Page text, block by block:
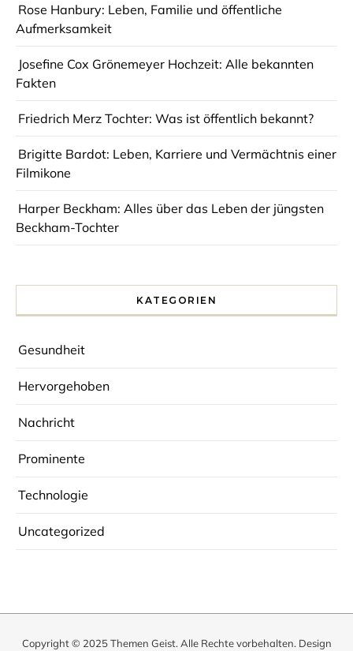
Rose Hanbury: Leben, Familie und öffentliche
Aufmerksamkeit
Josefine Cox Grönemeyer Hochzeit: Alle bekannten
Fakten
Friedrich Merz Tochter: Was ist öffentlich bekannt?
Brigitte Bardot: Leben, Karriere und Vermächtnis einer
Filmikone
Harper Beckham: Alles über das Leben der jüngsten
Beckham-Tochter
KATEGORIEN
Gesundheit
Hervorgehoben
Nachricht
Prominente
Technologie
Uncategorized
Copyright © 2025Themen Geist. Alle Rechte vorbehalten. Design